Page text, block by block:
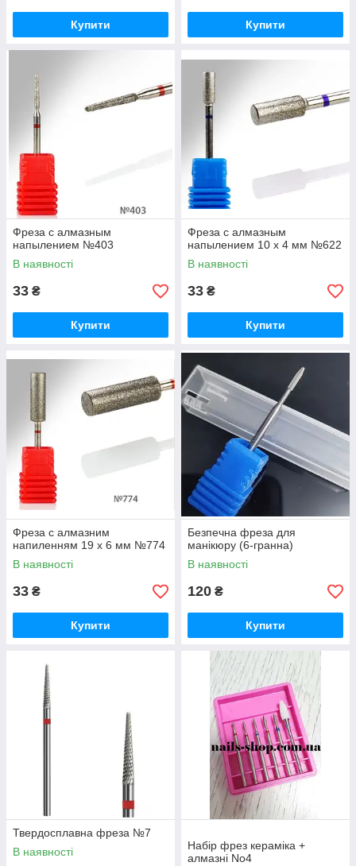
Купити Купити
Фреза с алмазным
напылением №403
В наявності
33 ₴
Купити
Фреза с алмазным
напылением 10 х 4 мм №622
В наявності
33 ₴
Купити
Фреза с алмазним
напиленням 19 х 6 мм №774
В наявності
33 ₴
Купити
Безпечна фреза для
манікюру (6-гранна)
В наявності
120 ₴
Купити
Твердосплавна фреза №7
В наявності
Набір фрез кераміка +
алмазні No4